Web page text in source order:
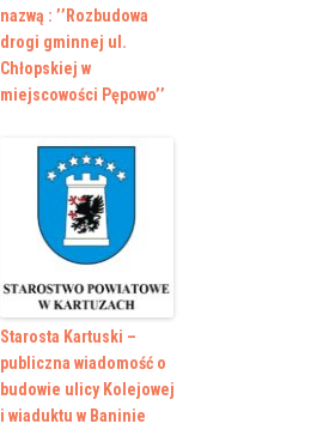
nazwą : ’’Rozbudowa
drogi gminnej ul.
Chłopskiej w
miejscowości Pępowo’’
Starosta Kartuski –
publiczna wiadomość o
budowie ulicy Kolejowej
i wiaduktu w Baninie